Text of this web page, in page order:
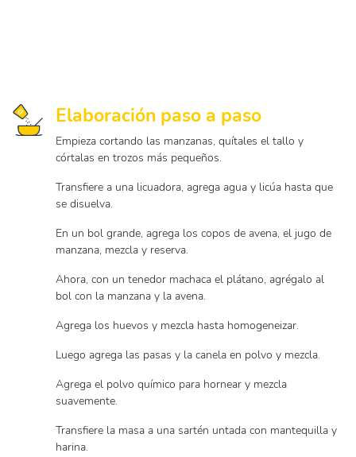
Elaboración paso a paso
Empieza cortando las manzanas, quítales el tallo y
córtalas en trozos más pequeños.
Transfiere a una licuadora, agrega agua y licúa hasta que
se disuelva.
En un bol grande, agrega los copos de avena, el jugo de
manzana, mezcla y reserva.
Ahora, con un tenedor machaca el plátano, agrégalo al
bol con la manzana y la avena.
Agrega los huevos y mezcla hasta homogeneizar.
Luego agrega las pasas y la canela en polvo y mezcla.
Agrega el polvo químico para hornear y mezcla
suavemente.
Transfiere la masa a una sartén untada con mantequilla y
harina.